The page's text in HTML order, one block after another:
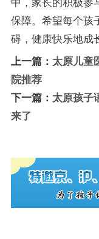
中，家长的积极参
保障。希望每个孩
碍，健康快乐地成
上一篇： 太原儿童
院推荐
下一篇： 太原孩子
来了